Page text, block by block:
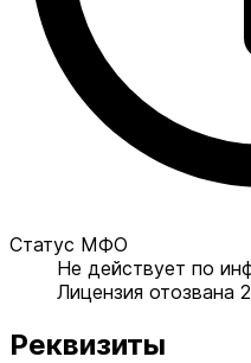
Статус МФО
Не действует по
Лицензия отозвана
Реквизиты